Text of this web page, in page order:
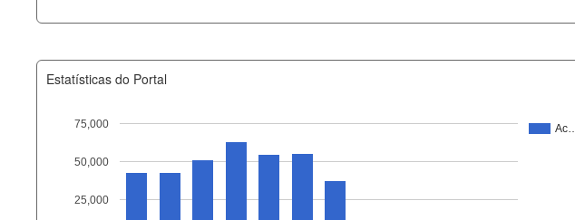
Estatísticas do Portal
25,000
50,000
75,000
documento_andamento_atual.xml
06-08-2026